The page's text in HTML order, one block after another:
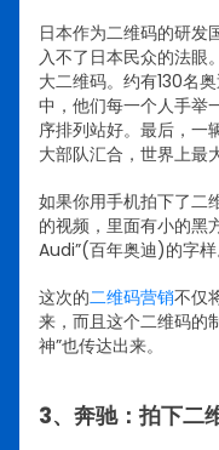
日本作为二维码的研发
入不了日本民众的法眼
大二维码。约有130名
中，他们每一个人手举
序排列站好。最后，一
大部队汇合，世界上最
如果你用手机拍下了二
的视频，里面有小的黑
Audi”(百年奥迪)的字样
这次的二维码营销不仅
来，而且这个二维码的
神”也传达出来。
3、奔驰：拍下二